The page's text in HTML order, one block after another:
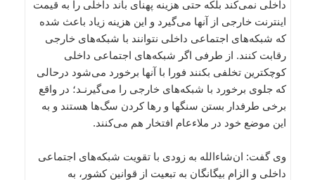
داخلی نمی‌کند بلکه حتی هزینه پهنای باند داخلی را به قیمت
اینترنت خارجی از آنها می‌گیرد و این هزینه زیاد باعث شده
که شبکه‌های اجتماعی داخلی نتوانند با شبکه‌های خارجی
رقابت کنند. از طرفی اگر شبکه‌های اجتماعی داخلی
کوچکترین تخلفی بکنند فورا با آنها برخورد می‌شود درحالی
که جلوی برخورد با شبکه‌های خارجی را می‌گیرنـد؛ در واقع
برخی طرفدار بستن سنگها و رها کردن سگ‌ها هستند و به
این موضع خود در ملاء‌عام افتخار هم می‌کنند.
وی گفت: ان‌شاء‌الله به زودی با تقویت شبکه‌های اجتماعی
داخلی و الزام بیگانگان به تبعیت از قوانین کشور، به